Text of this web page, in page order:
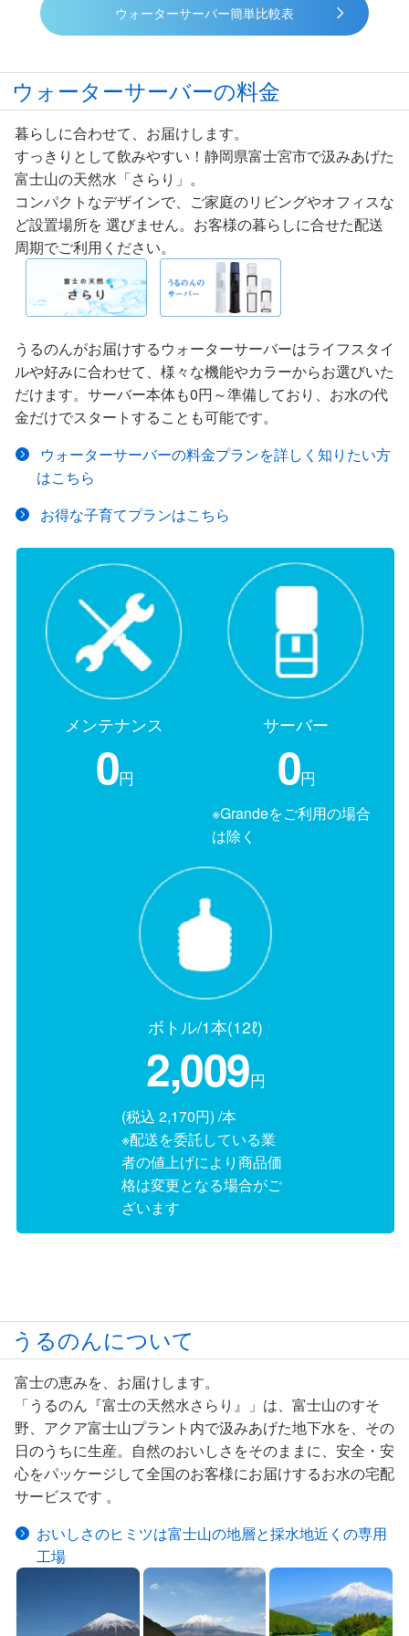
ウォーターサーバー簡単比較表
ウォーターサーバーの料金
暮らしに合わせて、お届けします。
すっきりとして飲みやすい！静岡県富士宮市で汲みあげた
富士山の天然水「さらり」 。
コンパクトなデザインで、ご家庭のリビングやオフィスな
ど設置場所を 選びません。お客様の暮らしに合せた配送
周期でご利用ください。
うるのんがお届けするウォーターサーバーはライフスタイ
ルや好みに合わせて、様々な機能やカラーからお選びいた
だけます。サーバー本体も0円～準備しており、お水の代
金だけでスタートすることも可能です。
ウォーターサーバーの料金プランを詳しく知りたい方
はこちら
お得な子育てプランはこちら
メンテナンス
0円
サーバー
0円
※Grandeをご利用の場合
は除く
ボトル/1本(12ℓ)
2,009円
(税込 2,170円) /本
※配送を委託している業
者の値上げにより商品価
格は変更となる場合がご
ざいます
うるのんについて
富士の恵みを、お届けします。
「うるのん『富士の天然水さらり』」は、富士山のすそ
野、アクア富士山プラント内で汲みあげた地下水を、その
日のうちに生産。自然のおいしさをそのままに、安全・安
心をパッケージして全国のお客様にお届けするお水の宅配
サービスです 。
おいしさのヒミツは富士山の地層と採水地近くの専用
工場